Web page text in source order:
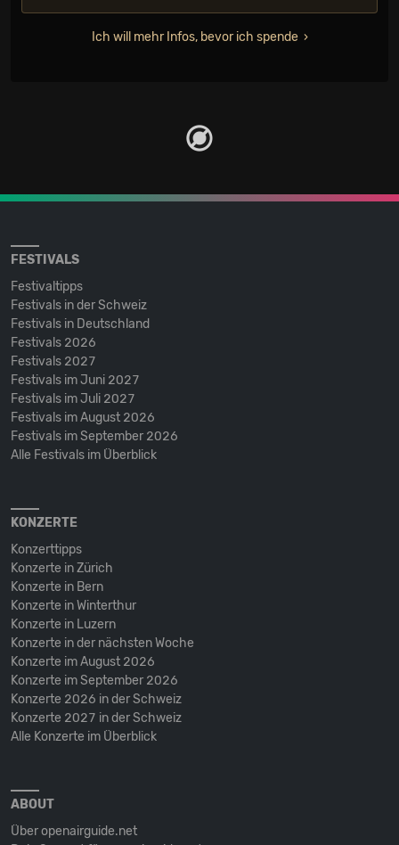
Ich will mehr Infos, bevor ich spende
FESTIVALS
Festivaltipps
Festivals in der Schweiz
Festivals in Deutschland
Festivals 2026
Festivals 2027
Festivals im Juni 2027
Festivals im Juli 2027
Festivals im August 2026
Festivals im September 2026
Alle Festivals im Überblick
KONZERTE
Konzerttipps
Konzerte in Zürich
Konzerte in Bern
Konzerte in Winterthur
Konzerte in Luzern
Konzerte in der nächsten Woche
Konzerte im August 2026
Konzerte im September 2026
Konzerte 2026 in der Schweiz
Konzerte 2027 in der Schweiz
Alle Konzerte im Überblick
ABOUT
Über openairguide.net